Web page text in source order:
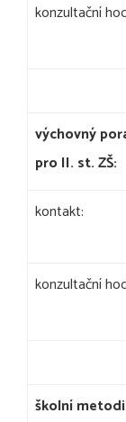
konzultační
výchovný
pro II. st. ZŠ:
kontakt:
konzultační
školní